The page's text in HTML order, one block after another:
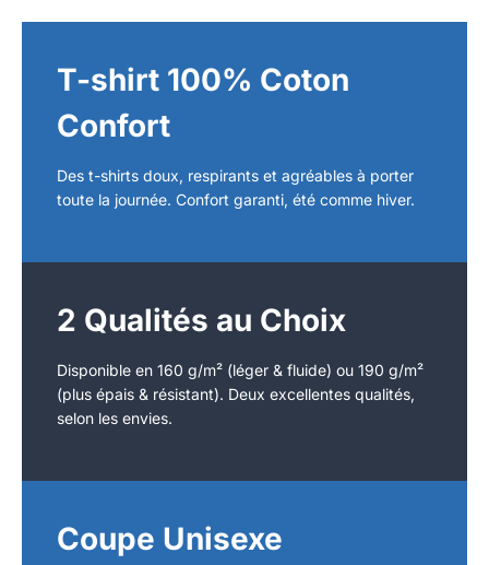
T-shirt 100% Coton
Confort
Des t-shirts doux, respirants et agréables à porter
toute la journée. Confort garanti, été comme hiver.
2 Qualités au Choix
Disponible en 160 g/m² (léger & fluide) ou 190 g/m²
(plus épais & résistant). Deux excellentes qualités,
selon les envies.
Coupe Unisexe